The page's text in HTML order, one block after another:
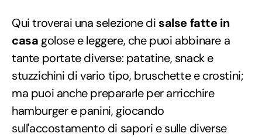
Qui troverai una selezione di salse fatte in
casa golose e leggere, che puoi abbinare a
tante portate diverse: patatine, snack e
stuzzichini di vario tipo, bruschette e crostini;
ma puoi anche prepararle per arricchire
hamburger e panini, giocando
sull'accostamento di sapori e sulle diverse